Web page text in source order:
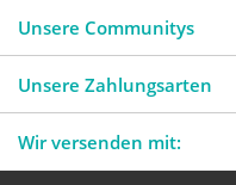
Unsere Communitys
Unsere Zahlungsarten
Wir versenden mit: